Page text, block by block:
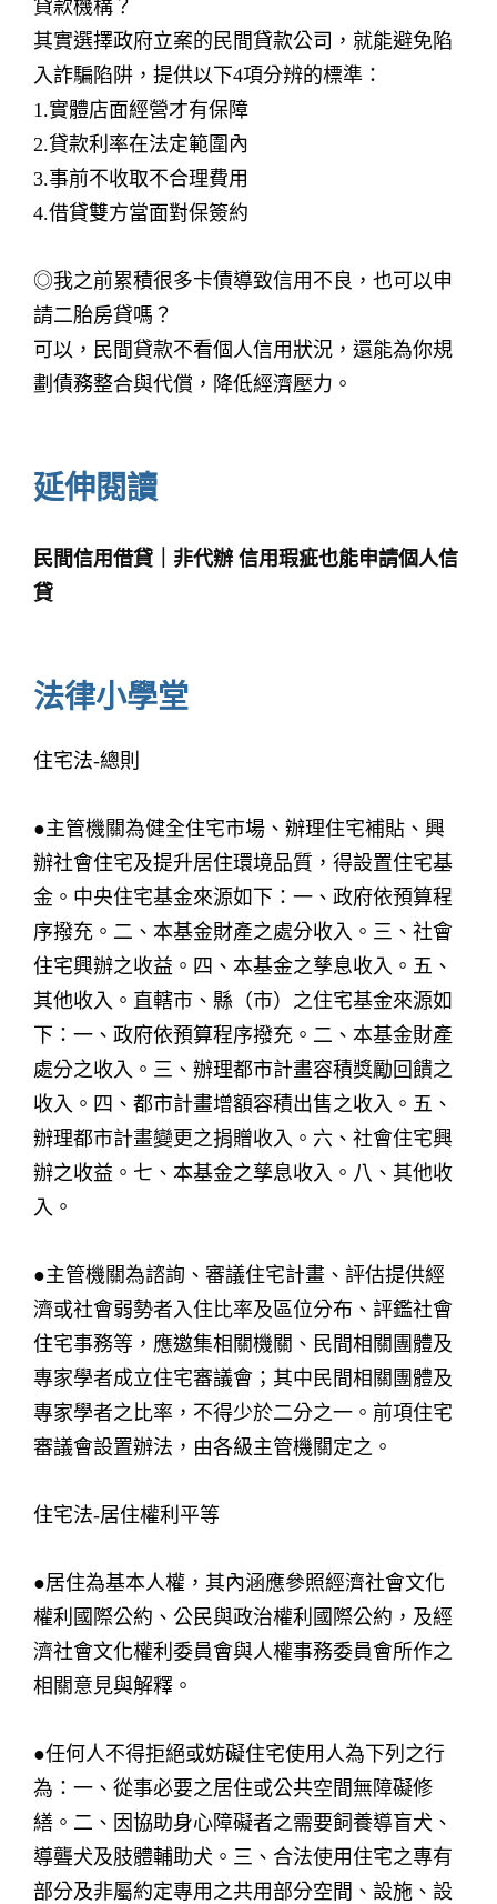
貸款機構？
其實選擇政府立案的民間貸款公司，就能避免陷
入詐騙陷阱，提供以下4項分辨的標準：
1.實體店面經營才有保障
2.貸款利率在法定範圍內
3.事前不收取不合理費用
4.借貸雙方當面對保簽約
◎我之前累積很多卡債導致信用不良，也可以申
請二胎房貸嗎？
可以，民間貸款不看個人信用狀況，還能為你規
劃債務整合與代償，降低經濟壓力。
延伸閱讀
民間信用借貸｜非代辦 信用瑕疵也能申請個人信
貸
法律小學堂
住宅法-總則
●主管機關為健全住宅市場、辦理住宅補貼、興
辦社會住宅及提升居住環境品質，得設置住宅基
金。中央住宅基金來源如下：一、政府依預算程
序撥充。二、本基金財產之處分收入。三、社會
住宅興辦之收益。四、本基金之孳息收入。五、
其他收入。直轄市、縣（市）之住宅基金來源如
下：一、政府依預算程序撥充。二、本基金財產
處分之收入。三、辦理都市計畫容積獎勵回饋之
收入。四、都市計畫增額容積出售之收入。五、
辦理都市計畫變更之捐贈收入。六、社會住宅興
辦之收益。七、本基金之孳息收入。八、其他收
入。
●主管機關為諮詢、審議住宅計畫、評估提供經
濟或社會弱勢者入住比率及區位分布、評鑑社會
住宅事務等，應邀集相關機關、民間相關團體及
專家學者成立住宅審議會；其中民間相關團體及
專家學者之比率，不得少於二分之一。前項住宅
審議會設置辦法，由各級主管機關定之。
住宅法-居住權利平等
●居住為基本人權，其內涵應參照經濟社會文化
權利國際公約、公民與政治權利國際公約，及經
濟社會文化權利委員會與人權事務委員會所作之
相關意見與解釋。
●任何人不得拒絕或妨礙住宅使用人為下列之行
為：一、從事必要之居住或公共空間無障礙修
繕。二、因協助身心障礙者之需要飼養導盲犬、
導聾犬及肢體輔助犬。三、合法使用住宅之專有
部分及非屬約定專用之共用部分空間、設施、設